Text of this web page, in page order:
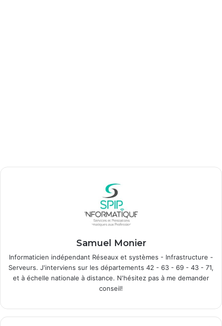
Samuel Monier
Informaticien indépendant Réseaux et systèmes - Infrastructure -
Serveurs. J'interviens sur les départements 42 - 63 - 69 - 43 - 71,
et à échelle nationale à distance. N'hésitez pas à me demander
conseil!